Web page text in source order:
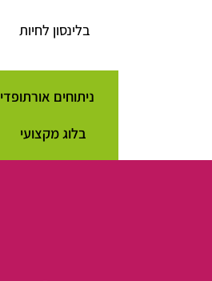
בלינסון לחיות
ניתוחים
בלוג מקצועי